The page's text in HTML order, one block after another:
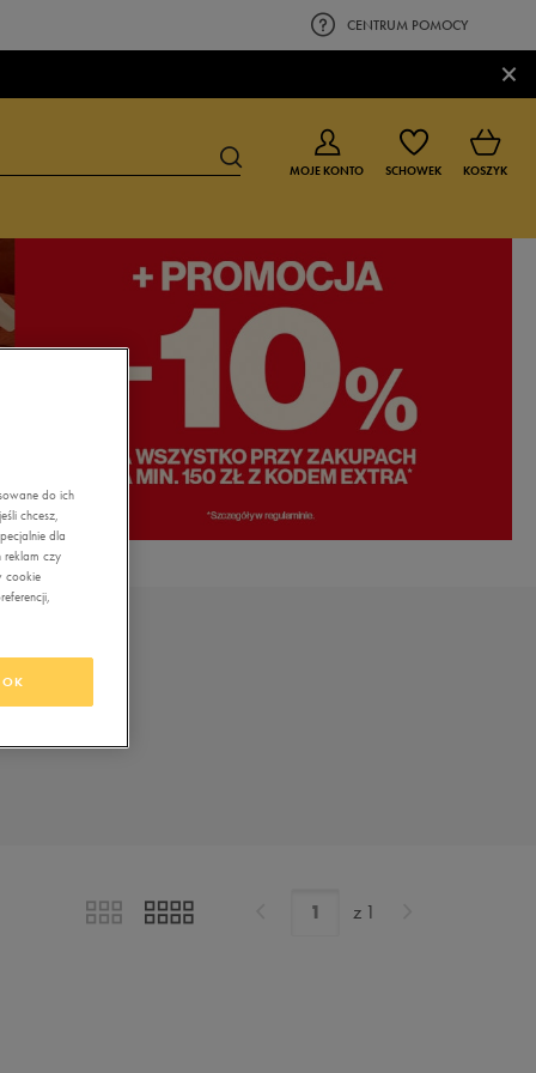
CENTRUM POMOCY
×
BUTY DLA CHŁOPCA
0-4 lat
BUTY DLA DZIEWCZYNKI
0-4 lat
4-8 lat
9-16 lat
MOJE KONTO SCHOWEK KOSZYK
z 1
do ich
chcesz,
dla
reklam czy
cookie
OK